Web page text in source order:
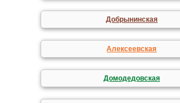
Добрынинская
Алексеевская
Домодедовская